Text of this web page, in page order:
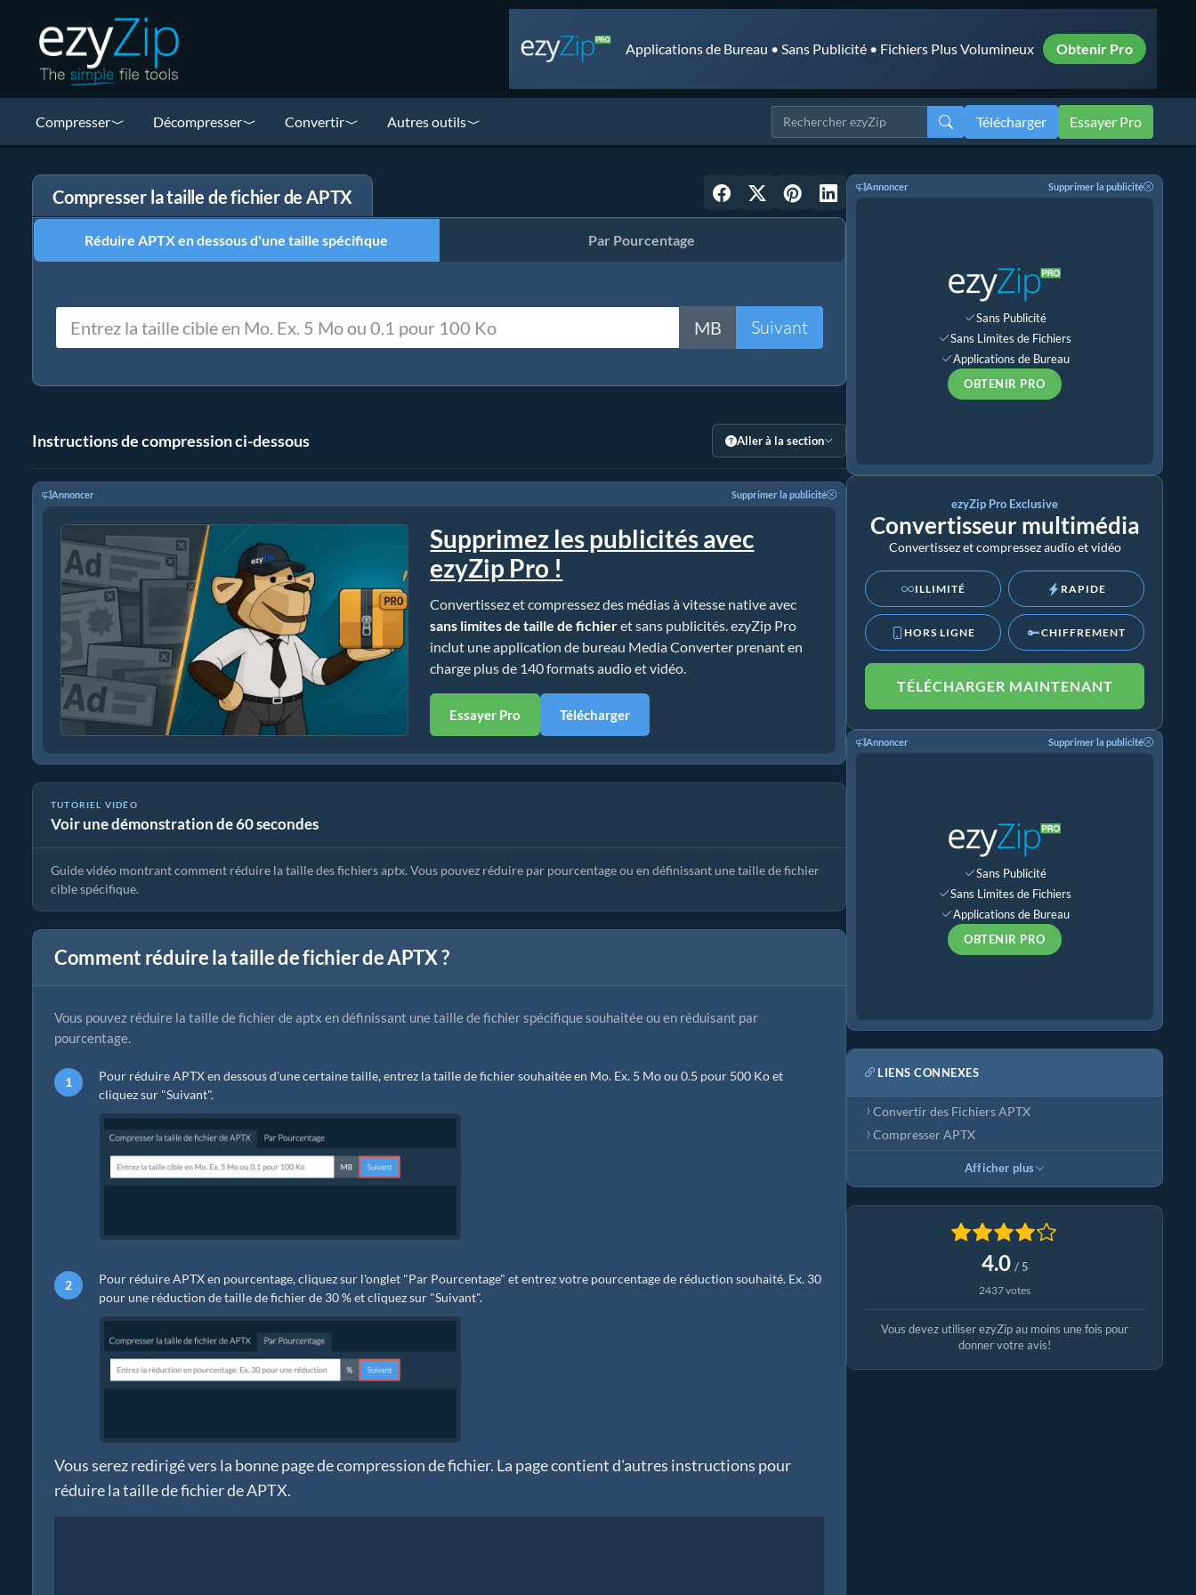
Applications de Bureau • Sans Publicité • Fichiers Plus Volumineux Obtenir Pro
Compresser Décompresser Convertir Autres outils Télécharger Essayer Pro
Compresser la taille de fichier de APTX
Réduire APTX en dessous d'une taille spécifique Par Pourcentage
MB Suivant
Instructions de compression ci-dessous Aller à la section
Annoncer Supprimer la publicité
Supprimez les publicités avec
ezyZip Pro !
Convertissez et compressez des médias à vitesse native avec
sans limites de taille de fichieret sans publicités. ezyZip Pro
inclut une application de bureau Media Converter prenant en
charge plus de 140 formats audio et vidéo.
Essayer Pro Télécharger
TUTORIEL VIDÉO
Voir une démonstration de 60 secondes
Guide Compresseur aptx | Réduire la Taille des Fichiers aptx
Guide vidéo montrant comment réduire la taille des fichiers aptx. Vous pouvez réduire par pourcentage ou en définissant une taille de fichier
cible spécifique.
Comment réduire la taille de fichier de APTX ?
Vous pouvez réduire la taille de fichier de aptx en définissant une taille de fichier spécifique souhaitée ou en réduisant par
pourcentage.
Pour réduire APTX en dessous d'une certaine taille, entrez la taille de fichier souhaitée en Mo. Ex. 5 Mo ou 0.5 pour 500 Ko et
cliquez sur "Suivant".
Pour réduire APTX en pourcentage, cliquez sur l'onglet "Par Pourcentage" et entrez votre pourcentage de réduction souhaité. Ex. 30
pour une réduction de taille de fichier de 30 % et cliquez sur "Suivant".
Vous serez redirigé vers la bonne page de compression de fichier. La page contient d'autres instructions pour
réduire la taille de fichier de APTX.
Annoncer Supprimer la publicité
Sans Publicité
Sans Limites de Fichiers
Applications de Bureau
OBTENIR PRO
ezyZip Pro Exclusive
Convertisseur multimédia
Convertissez et compressez audio et vidéo
ILLIMITÉ RAPIDE
HORS LIGNE CHIFFREMENT
TÉLÉCHARGER MAINTENANT
Annoncer Supprimer la publicité
Sans Publicité
Sans Limites de Fichiers
Applications de Bureau
OBTENIR PRO
LIENS CONNEXES
Convertir des Fichiers APTX
Compresser APTX
Afficher plus
4.0 / 5
2437 votes
Vous devez utiliser ezyZip au moins une fois pour
donner votre avis!